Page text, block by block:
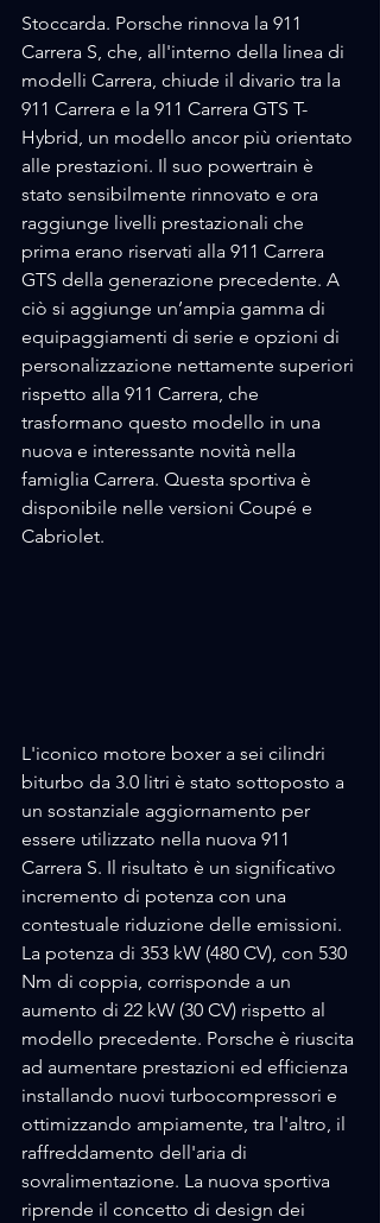
Stoccarda. Porsche rinnova la 911
Carrera S, che, all'interno della linea di
modelli Carrera, chiude il divario tra la
911 Carrera e la 911 Carrera GTS T-
Hybrid, un modello ancor più orientato
alle prestazioni. Il suo powertrain è
stato sensibilmente rinnovato e ora
raggiunge livelli prestazionali che
prima erano riservati alla 911 Carrera
GTS della generazione precedente. A
ciò si aggiunge un’ampia gamma di
equipaggiamenti di serie e opzioni di
personalizzazione nettamente superiori
rispetto alla 911 Carrera, che
trasformano questo modello in una
nuova e interessante novità nella
famiglia Carrera. Questa sportiva è
disponibile nelle versioni Coupé e
Cabriolet.
L'iconico motore boxer a sei cilindri
biturbo da 3.0 litri è stato sottoposto a
un sostanziale aggiornamento per
essere utilizzato nella nuova 911
Carrera S. Il risultato è un significativo
incremento di potenza con una
contestuale riduzione delle emissioni.
La potenza di 353 kW (480 CV), con 530
Nm di coppia, corrisponde a un
aumento di 22 kW (30 CV) rispetto al
modello precedente. Porsche è riuscita
ad aumentare prestazioni ed efficienza
installando nuovi turbocompressori e
ottimizzando ampiamente, tra l'altro, il
raffreddamento dell'aria di
sovralimentazione. La nuova sportiva
riprende il concetto di design dei